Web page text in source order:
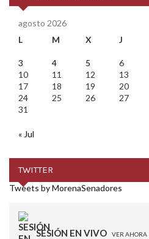
agosto 2026
L
M X J
3
4 5 6
10
11 12 13
17
18 19 20
24
25 26 27
31
« Jul
TWITTER
Tweets by MorenaSenadores
SESIÓN EN VIVO VER AHORA